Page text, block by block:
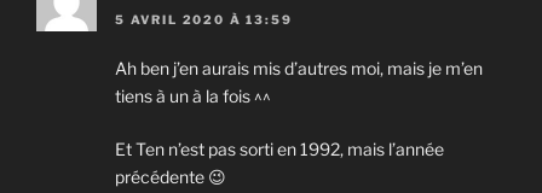
5 AVRIL 2020 À 13:59
Ah ben j’en aurais mis d’autres moi, mais je m’en
tiens à un à la fois ^^
Et Ten n’est pas sorti en 1992, mais l’année
précédente 😉